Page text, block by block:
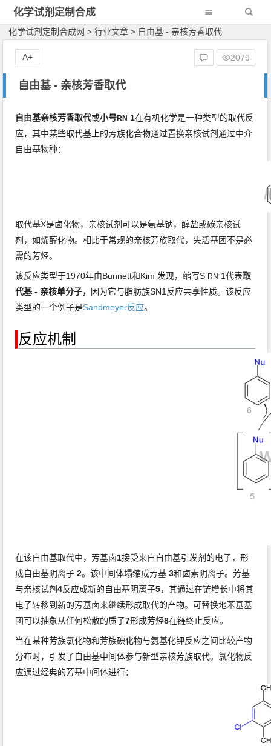
化学试剂定制合成
网
化学试剂定制合成网 > 行业文章 > 自由基 - 亲核芳香取代
自由基 - 亲核芳香取代
2079
A+
自由基亲核芳香取代或小号RN 1在有机化学是一种类型的取代反
应，其中某些取代基 上的芳族化合物通过置换亲核试剂通过中介
自由基物种：
取代基X是卤化物，亲核试剂可以是氨基钠，醇盐或碳亲核试
剂，如烯醇化物。相比于常规的亲核芳族取代，失活基团不是必
需的芳烃。
该反应类型于1970年由Bunnett和Kim 发现，缩写S RN 1代表取
代基 - 亲核单分子， 因为它与脂肪族SN1反应共享性质。该反应
类型的一个例子是Sandmeyer反应。
反应机制
在该自由基取代中，芳基卤1接受来自 自由基引发剂 的电子，形
成自由基阴离子 2。该中间体塌缩成芳基 3和卤素阴离子。芳基
与亲核试剂4反应成新的自由基阴离子5，其通过在链增长中将其
电子转移到新的芳基卤来继续形成取代的产物。可替换地苯基基
团可以抽象从任何松散的质子7形成芳烃8在链终止反应。
当在某种芳族氯化物和芳族碘化物与氨基化钾反应之间比较产物
分布时，引发了自由基中间体参与新型亲核芳族取代。氯化物反
应通过经典的芳基中间体进行：